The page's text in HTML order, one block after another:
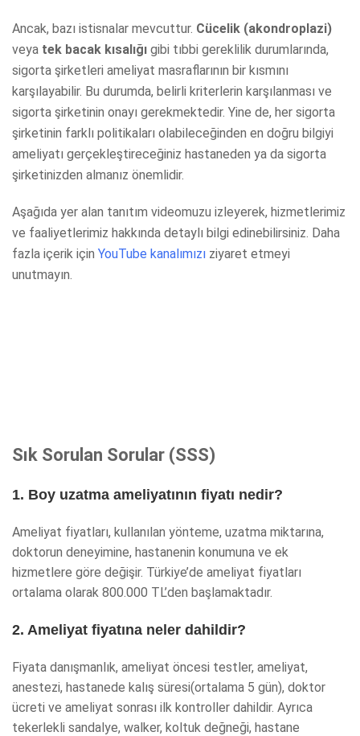
Ancak, bazı istisnalar mevcuttur. Cücelik (akondroplazi)
veya tek bacak kısalığı gibi tıbbi gereklilik durumlarında,
sigorta şirketleri ameliyat masraflarının bir kısmını
karşılayabilir. Bu durumda, belirli kriterlerin karşılanması ve
sigorta şirketinin onayı gerekmektedir. Yine de, her sigorta
şirketinin farklı politikaları olabileceğinden en doğru bilgiyi
ameliyatı gerçekleştireceğiniz hastaneden ya da sigorta
şirketinizden almanız önemlidir.
Aşağıda yer alan tanıtım videomuzu izleyerek, hizmetlerimiz
ve faaliyetlerimiz hakkında detaylı bilgi edinebilirsiniz. Daha
fazla içerik için YouTube kanalımızı ziyaret etmeyi
unutmayın.
Sık Sorulan Sorular (SSS)
1. Boy uzatma ameliyatının fiyatı nedir?
Ameliyat fiyatları, kullanılan yönteme, uzatma miktarına,
doktorun deneyimine, hastanenin konumuna ve ek
hizmetlere göre değişir. Türkiye’de ameliyat fiyatları
ortalama olarak 800.000 TL’den başlamaktadır.
2. Ameliyat fiyatına neler dahildir?
Fiyata danışmanlık, ameliyat öncesi testler, ameliyat,
anestezi, hastanede kalış süresi(ortalama 5 gün), doktor
ücreti ve ameliyat sonrası ilk kontroller dahildir. Ayrıca
tekerlekli sandalye, walker, koltuk değneği, hastane